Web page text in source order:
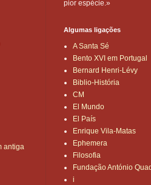
antiga
pior espécie.»
Algumas ligações
A Santa Sé
Bento XVI em Portugal
Bernard Henri-Lévy
Biblio-História
CM
El Mundo
El País
Enrique Vila-Matas
Ephemera
Filosofia
Fundação António
i